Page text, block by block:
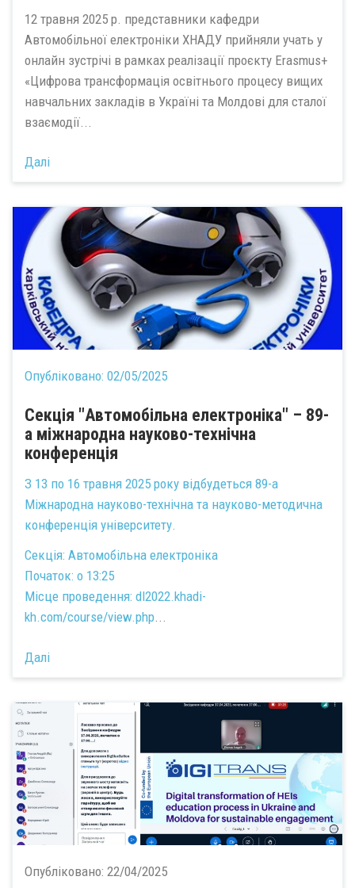
12 травня 2025 р. представники кафедри
Автомобільної електроніки ХНАДУ прийняли учать у
онлайн зустрічі в рамках реалізації проєкту Erasmus+
«Цифрова трансформація освітнього процесу вищих
навчальних закладів в Україні та Молдові для сталої
взаємодії...
Далі
Опубліковано: 02/05/2025
Секція "Автомобільна електроніка" – 89-
а міжнародна науково-технічна
конференція
З 13 по 16 травня 2025 року відбудеться 89-а
Міжнародна науково-технічна та науково-методична
конференція університету.
Секція: Автомобільна електроніка
Початок: о 13:25
Місце проведення: dl2022.khadi-
kh.com/course/view.php...
Далі
Опубліковано: 22/04/2025